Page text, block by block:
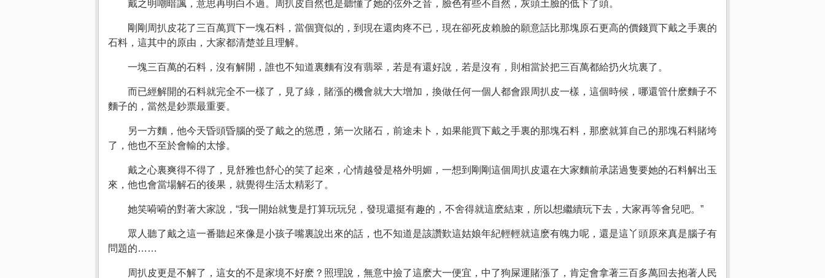
戴之明嘲暗諷，意思再明白不過。周扒皮自然也是聽懂了她的弦外之音，臉色有些不自然，灰頭土臉的低下了頭。
剛剛周扒皮花了三百萬買下一塊石料，當個寶似的，到現在還肉疼不已，現在卻死皮賴臉的願意話比那塊原石更高的價錢買下戴之手裏的
石料，這其中的原由，大家都清楚並且理解。
一塊三百萬的石料，沒有解開，誰也不知道裏麵有沒有翡翠，若是有還好說，若是沒有，則相當於把三百萬都給扔火坑裏了。
而已經解開的石料就完全不一樣了，見了綠，賭漲的機會就大大增加，換做任何一個人都會跟周扒皮一樣，這個時候，哪還管什麽麵子不
麵子的，當然是鈔票最重要。
另一方麵，他今天昏頭昏腦的受了戴之的慫恿，第一次賭石，前途未卜，如果能買下戴之手裏的那塊石料，那麽就算自己的那塊石料賭垮
了，他也不至於會輸的太慘。
戴之心裏爽得不得了，見舒雅也舒心的笑了起來，心情越發是格外明媚，一想到剛剛這個周扒皮還在大家麵前承諾過隻要她的石料解出玉
來，他也會當場解石的後果，就覺得生活太精彩了。
她笑嗬嗬的對著大家說，“我一開始就隻是打算玩玩兒，發現還挺有趣的，不舍得就這麽結束，所以想繼續玩下去，大家再等會兒吧。”
眾人聽了戴之這一番聽起來像是小孩子嘴裏說出來的話，也不知道是該讚歎這姑娘年紀輕輕就這麽有魄力呢，還是這丫頭原來真是腦子有
問題的……
周扒皮更是不解了，這女的不是家境不好麽？照理說，無意中撿了這麽大一便宜，中了狗屎運賭漲了，肯定會拿著三百多萬回去抱著人民